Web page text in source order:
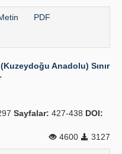
PDF
Anadolu) Sınır
Sayfalar: 427-438 DOI:
4600
3127